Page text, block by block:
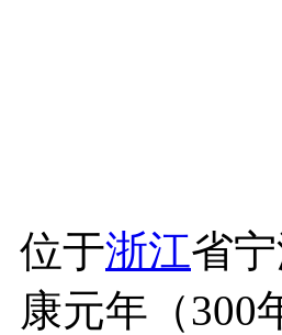
位于浙江省
康元年（300